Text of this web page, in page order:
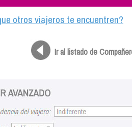
otros viajeros te encuentren?
Ir al listado de